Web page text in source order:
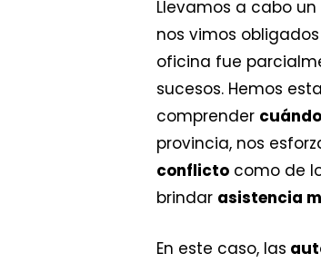
Llevamos a cabo un
nos vimos
oficina fue
sucesos. Hemos
comprender
provincia, nos
conflicto como de
brindar asistencia
En este caso, las